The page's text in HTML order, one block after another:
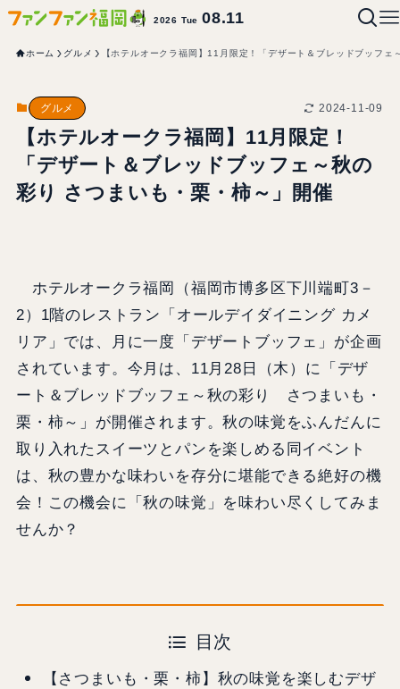
2026 Tue08.11
ホーム グルメ 【ホテルオークラ福岡】11月限定！「デザート＆ブレッドブッフ
グルメ 2024-11-09
【ホテルオークラ福岡】11月限定！
「デザート＆ブレッドブッフェ～秋の
彩り さつまいも・栗・柿～」開催
ホテルオークラ福岡（福岡市博多区下川端町3－
2）1階のレストラン「オールデイダイニング カメ
リア」では、月に一度「デザートブッフェ」が企画
されています。今月は、11月28日（木）に「デザ
ート＆ブレッドブッフェ～秋の彩り さつまいも・
栗・柿～」が開催されます。秋の味覚をふんだんに
取り入れたスイーツとパンを楽しめる同イベント
は、秋の豊かな味わいを存分に堪能できる絶好の機
会！この機会に「秋の味覚」を味わい尽くしてみま
せんか？
目次
【さつまいも・栗・柿】秋の味覚を楽しむデザ